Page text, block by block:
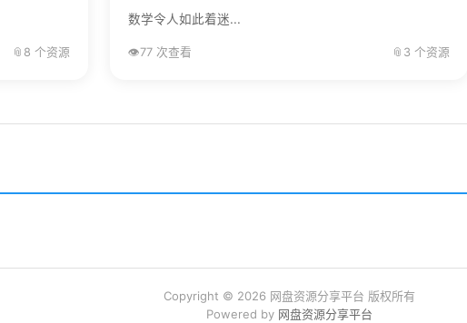
📎 8 个资源
数学令人如此着迷...
👁️77 次查看 📎 3 个资源
Copyright © 2026 网盘资源分享平台 版权所有
Powered by 网盘资源分享平台